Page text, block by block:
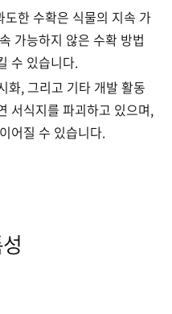
도한 수확은 식물의 지속 가
가능하지 않은 수확 방법
수 있습니다.
화, 그리고 기타 개발 활동
서식지를 파괴하고 있으며,
어질 수 있습니다.